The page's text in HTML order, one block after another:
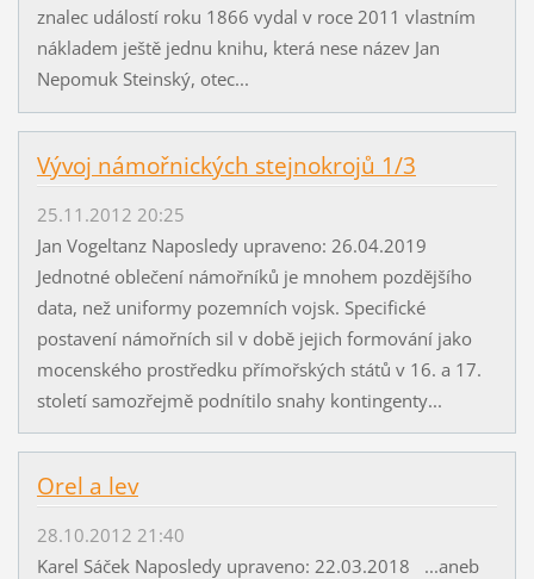
znalec událostí roku 1866 vydal v roce 2011 vlastním
nákladem ještě jednu knihu, která nese název Jan
Nepomuk Steinský, otec...
Vývoj námořnických stejnokrojů 1/3
25.11.2012 20:25
Jan Vogeltanz Naposledy upraveno: 26.04.2019
Jednotné oblečení námořníků je mnohem pozdějšího
data, než uniformy pozemních vojsk. Specifické
postavení námořních sil v době jejich formování jako
mocenského prostředku přímořských států v 16. a 17.
století samozřejmě podnítilo snahy kontingenty...
Orel a lev
28.10.2012 21:40
Karel Sáček Naposledy upraveno: 22.03.2018 ...aneb